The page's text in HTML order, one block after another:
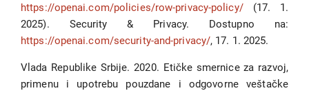
https://openai.com/policies/row-privacy-policy/(17. 1.
2025). Security & Privacy. Dostupno na:
https://openai.com/security-and-privacy/, 17. 1. 2025.
Vlada Republike Srbije. 2020. Etičke smernice za razvoj,
primenu i upotrebu pouzdane i odgovorne veštačke